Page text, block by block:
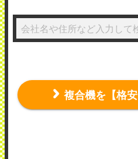
複合機を【格